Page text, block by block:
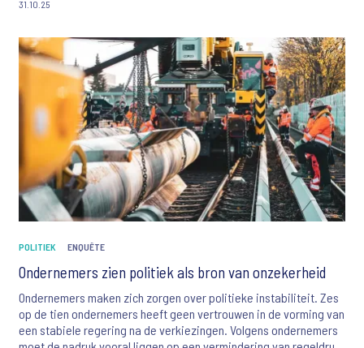
verkiezingsuitslag.
31.10.25
POLITIEK ENQUÊTE
Ondernemers zien politiek als bron van onzekerheid
Ondernemers maken zich zorgen over politieke instabiliteit. Zes
op de tien ondernemers heeft geen vertrouwen in de vorming van
een stabiele regering na de verkiezingen. Volgens ondernemers